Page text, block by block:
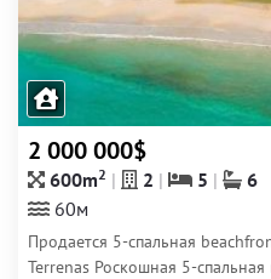
2 000 000$
600m2 2 5
6
60м
Продается 5-спальная
Terrenas Роскошная 5-